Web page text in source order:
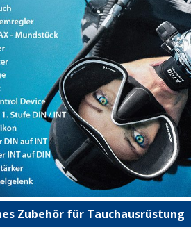
Zubehör für Tauchausrüstung